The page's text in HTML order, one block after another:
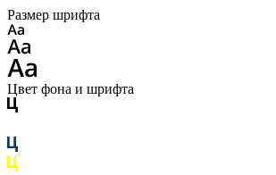
Размер шрифта
Цвет фона и шрифта